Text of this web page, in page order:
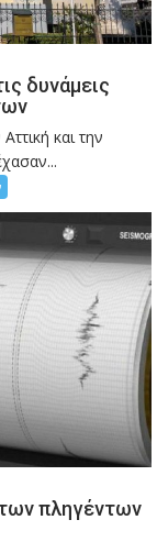
δυνάμεις
και την
πληγέντων